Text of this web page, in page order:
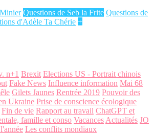
Questions de Seb la Frite Questions de
d'Adèle Ta Chérie +
n+1 Brexit Elections US - Portrait chinois
Fake News Influence information Mai 68
Gilets Jaunes Rentrée 2019 Pouvoir des
Ukraine Prise de conscience écologique
Fin de vie Rapport au travail ChatGPT et
famille et conso Vacances Actualités JO
Les conflits mondiaux